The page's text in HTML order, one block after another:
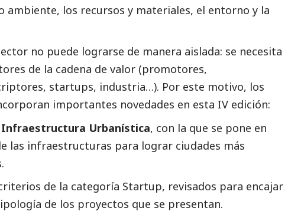
ambiente, los recursos y materiales, el entorno y la
no puede lograrse de manera aislada: se necesita
de la cadena de valor (promotores,
startups, industria…). Por este motivo, los
importantes novedades en esta IV edición:
Infraestructura Urbanística, con la que se pone en
las infraestructuras para lograr ciudades más
de la categoría Startup, revisados para encajar
de los proyectos que se presentan.